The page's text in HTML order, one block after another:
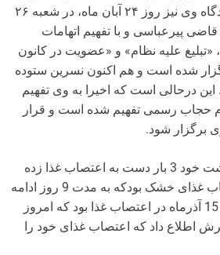
بسر می برد. در ضمن دادگاه وی نیز روز ۲۴ آبان ماه، در شعبه ٢۶
قاضی پیرعباسی و با تفهیم اتهامات
«تبلیغ علیه نظام» و «عضویت در کانون
شده است و هم اکنون نسرین ستوده
درحالی است که اخیرا به وی تفهیم
حجاب رسمی تفهیم شده است و قرار
برگزار شود.
نسرین ستوده طی بازداشت خود 3 بار دست به اعتصاب غذا زده
است که یک بار آن اعتصاب غذای خشک بودکه به مدت 9 روز ادامه
داشت. وی مجددا از روز 15 آذرماه در اعتصاب غذا بود که امروز
اطلاع داد که اعتصاب غذای خود را